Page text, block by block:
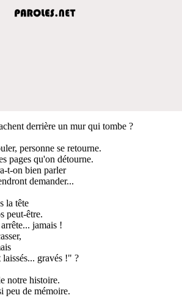
derrière un mur qui tombe ?
personne se retourne.
pages qu'on détourne.
t-on bien parler
demander...
la tête
peut-être.
jamais !
gravés !" ?
notre histoire.
peu de mémoire.